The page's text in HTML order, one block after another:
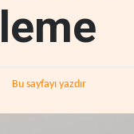
Bu sayfayı yazdır